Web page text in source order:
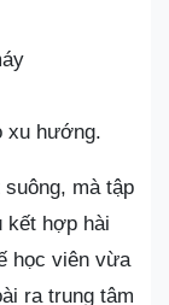
xu hướng.
mà tập
kết hợp hài
học viên vừa
ra trung tâm